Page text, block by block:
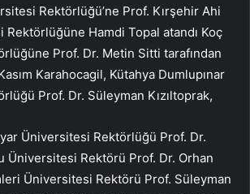
Rektörlüğü’ne Prof. Kırşehir Ahi
Rektörlüğüne Hamdi Topal atandı Koç
Prof. Dr. Metin Sitti tarafından
Karahocagil, Kütahya Dumlupınar
Prof. Dr. Süleyman Kızıltoprak,
Üniversitesi Rektörlüğü Prof. Dr.
Üniversitesi Rektörü Prof. Dr. Orhan
Üniversitesi Rektörü Prof. Süleyman